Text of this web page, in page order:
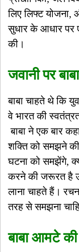
लिए लिफ्ट योजना,
सुधार के आधार पर
की।
जवानी पर
बाबा चाहते थे कि
वे भारत की
बाबा ने एक बार
शक्ति को समझने
घटना को समझेंगे,
करने की जरूरत है
लाना चाहते हैं।
तरह से समझना
बाबा आमटे